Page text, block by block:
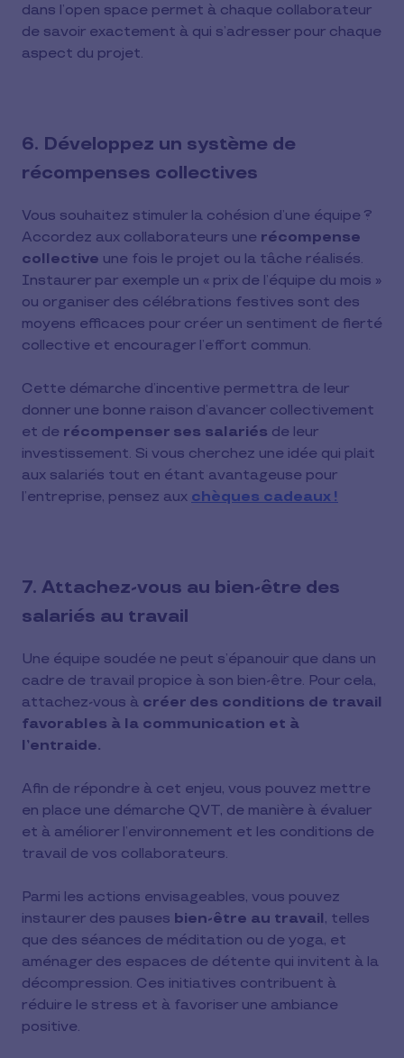
dans l’open space permet à chaque collaborateur
de savoir exactement à qui s’adresser pour chaque
aspect du projet.
6. Développez un système de
récompenses collectives
Vous souhaitez stimuler la cohésion d’une équipe ?
Accordez aux collaborateurs une récompense
collective une fois le projet ou la tâche réalisés.
Instaurer par exemple un « prix de l’équipe du mois »
ou organiser des célébrations festives sont des
moyens efficaces pour créer un sentiment de fierté
collective et encourager l’effort commun.
Cette démarche d’incentive permettra de leur
donner une bonne raison d’avancer collectivement
et de récompenser ses salariés de leur
investissement. Si vous cherchez une idée qui plait
aux salariés tout en étant avantageuse pour
l’entreprise, pensez aux chèques cadeaux !
7. Attachez-vous au bien-être des
salariés au travail
Une équipe soudée ne peut s’épanouir que dans un
cadre de travail propice à son bien-être. Pour cela,
attachez-vous à créer des conditions de travail
favorables à la communication et à
l’entraide.
Afin de répondre à cet enjeu, vous pouvez mettre
en place une démarche QVT, de manière à évaluer
et à améliorer l’environnement et les conditions de
travail de vos collaborateurs.
Parmi les actions envisageables, vous pouvez
instaurer des pauses bien-être au travail, telles
que des séances de méditation ou de yoga, et
aménager des espaces de détente qui invitent à la
décompression. Ces initiatives contribuent à
réduire le stress et à favoriser une ambiance
positive.